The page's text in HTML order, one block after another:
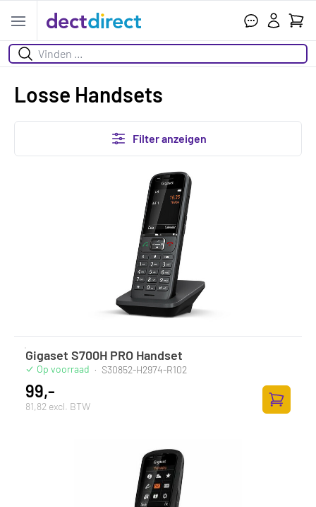
Open menu
Suchen
Ihr
Losse Handsets
Filter anzeigen
Gigaset S700H PRO Handset
Op voorraad · S30852-H2974-R102
99,-
81,82 excl. BTW
Zum